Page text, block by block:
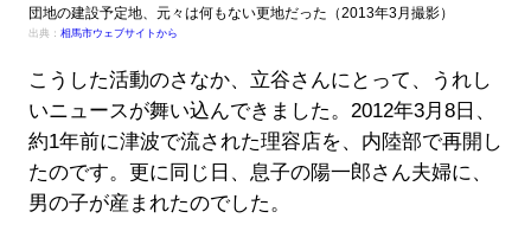
団地の建設予定地、元々は何もない更地だった（2013年3月撮影）
出典： 相馬市ウェブサイトから
こうした活動のさなか、立谷さんにとって、うれし
いニュースが舞い込んできました。2012年3月8日、
約1年前に津波で流された理容店を、内陸部で再開し
たのです。更に同じ日、息子の陽一郎さん夫婦に、
男の子が産まれたのでした。